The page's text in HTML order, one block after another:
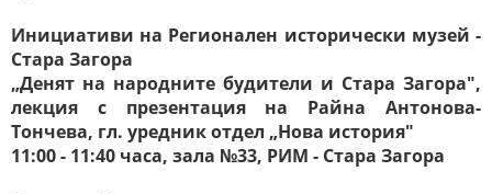
Инициативи на Регионален исторически музей -
Стара Загора
„Денят на народните будители и Стара Загора",
лекция с презентация на Райна Антонова-
Тончева, гл. уредник отдел „Нова история"
11:00 - 11:40 часа, зала №33, РИМ - Стара Загора